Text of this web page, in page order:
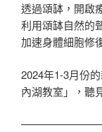
透過頌缽，開啟
利用頌缽自然的
加速身體細胞修
2024年1-3月份
內湖教室」，聽